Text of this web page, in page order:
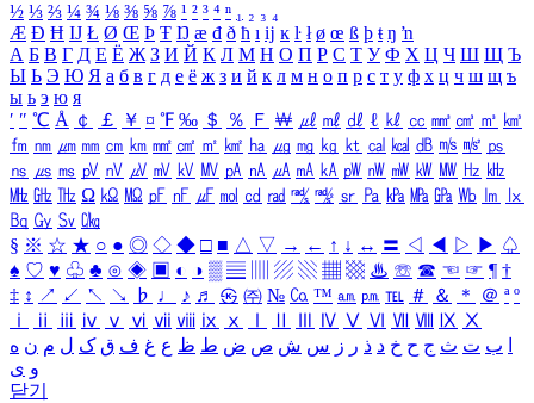
½ ⅓ ⅔ ¼ ¾ ⅛ ⅜ ⅝ ⅞ ¹ ² ³ ⁴ ⁿ ₁ ₂ ₃ ₄
Æ Ð Ħ Ĳ Ł Ø Œ Þ Ŧ Ŋ æ đ ð ħ ı ĳ ĸ ŀ ł ø œ ß þ ŧ ŋ ŉ
А Б В Г Д Е Ё Ж З И Й К Л М Н О П Р С Т У Ф Х Ц Ч Ш Щ Ъ
Ы Ь Э Ю Я а б в г д е ё ж з и й к л м н о п р с т у ф х ц ч ш щ ъ
ы ь э ю я
′ ″ ℃ Å ￠ ￡ ￥ ¤ ℉ ‰ ＄ ％ Ｆ ￦ ㎕ ㎖ ㎗ ℓ ㎘ ㏄ ㎣ ㎤ ㎥ ㎦
㎙ ㎚ ㎛ ㎜ ㎝ ㎞ ㎟ ㎠ ㎡ ㎢ ㏊ ㎍ ㎎ ㎏ ㏏ ㎈ ㎉ ㏈ ㎧ ㎨ ㎰
㎱ ㎲ ㎳ ㎴ ㎵ ㎶ ㎷ ㎸ ㎹ ㎀ ㎁ ㎂ ㎃ ㎄ ㎺ ㎻ ㎽ ㎾ ㎿ ㎐ ㎑
㎒ ㎓ ㎔ Ω ㏀ ㏁ ㎊ ㎋ ㎌ ㏖ ㏅ ㎭ ㎮ ㎯ ㏛ ㎩ ㎪ ㎫ ㎬ ㏝ ㏐
㏓
㏃ ㏉ ㏜ ㏆
§ ※ ☆ ★ ○ ● ◎ ◇ ◆ □ ■ △ ▽ → ← ↑ ↓ ↔ 〓 ◁ ◀ ▷ ▶ ♤
♠ ♡ ♥ ♧ ♣ ⊙ ◈ ▣ ◐ ◑ ▒ ▤ ▨ ▧ ▦ ▩ ♨ ☏ ☎ ☜ ☞ ¶ †
‡ ↕ ↗ ↙ ↖ ↘ ♭ ♩ ♪ ♬ ㉿ ㈜ № ㏇ ™ ㏂ ㏘ ℡ ＃ ＆ ＊ ＠ ª º
ⅰ
ⅱ ⅲ ⅳ ⅴ ⅵ ⅶ ⅷ ⅸ ⅹ Ⅳ Ⅴ Ⅵ Ⅶ Ⅷ Ⅸ Ⅹ
ب ت ث ج ح خ د ذ ر ز س ش ص ض ط ظ ع غ ف ق ک ل م ن ه
و ی
닫기